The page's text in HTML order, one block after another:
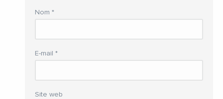
Nom *
E-mail *
Site web